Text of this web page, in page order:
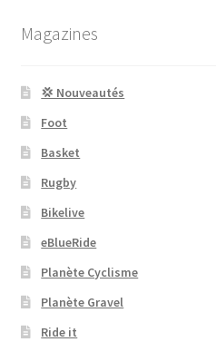
Magazines
💢 Nouveautés
Foot
Basket
Rugby
Bikelive
eBlueRide
Planète Cyclisme
Planète Gravel
Ride it